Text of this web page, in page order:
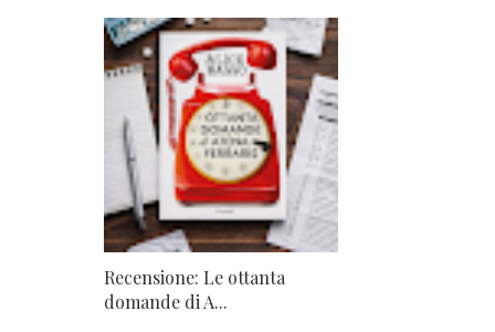
Recensione: Le ottanta
domande di A...